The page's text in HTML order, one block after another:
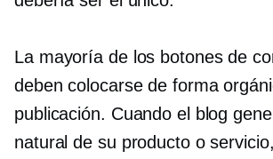
La mayoría de los botones de
deben colocarse de forma
publicación. Cuando el blog
natural de su producto o